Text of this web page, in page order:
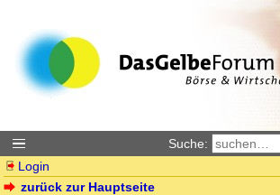
Suche:
Login
zurück zur Hauptseite